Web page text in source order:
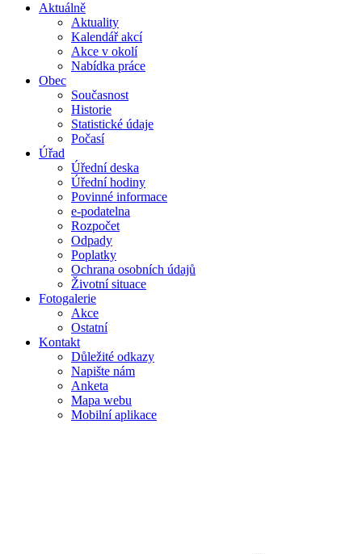
Aktuálně
Aktuality
Kalendář akcí
Akce v okolí
Nabídka práce
Obec
Současnost
Historie
Statistické údaje
Počasí
Úřad
Úřední deska
Úřední hodiny
Povinné informace
e-podatelna
Rozpočet
Odpady
Poplatky
Ochrana osobních údajů
Životní situace
Fotogalerie
Akce
Ostatní
Kontakt
Důležité odkazy
Napište nám
Anketa
Mapa webu
Mobilní aplikace